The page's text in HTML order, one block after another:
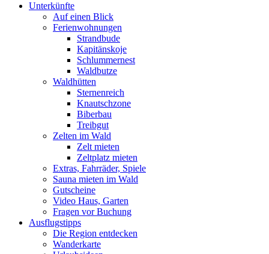
Unterkünfte
Auf einen Blick
Ferienwohnungen
Strandbude
Kapitänskoje
Schlummernest
Waldbutze
Waldhütten
Sternenreich
Knautschzone
Biberbau
Treibgut
Zelten im Wald
Zelt mieten
Zeltplatz mieten
Extras, Fahrräder, Spiele
Sauna mieten im Wald
Gutscheine
Video Haus, Garten
Fragen vor Buchung
Ausflugstipps
Die Region entdecken
Wanderkarte